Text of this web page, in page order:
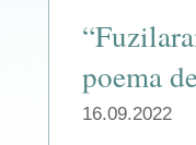
poema
16.09.2022